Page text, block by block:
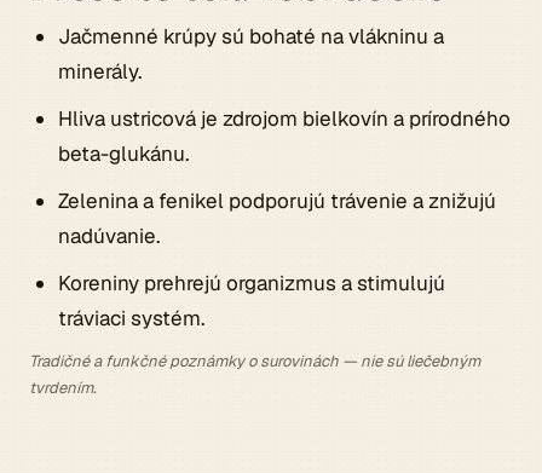
Jačmenné krúpy sú bohaté na vlákninu a
minerály.
Hliva ustricová je zdrojom bielkovín a prírodného
beta-glukánu.
Zelenina a fenikel podporujú trávenie a znižujú
nadúvanie.
Koreniny prehrejú organizmus a stimulujú
tráviaci systém.
Tradičné a funkčné poznámky o surovinách — nie sú liečebným
tvrdením.